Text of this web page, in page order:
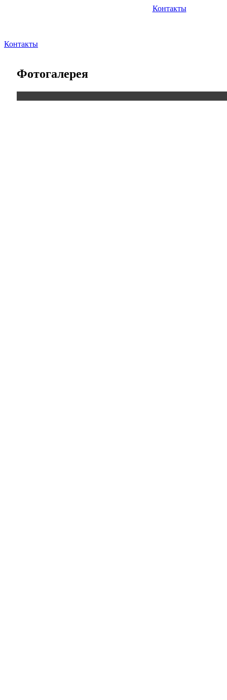
Контакты
Контакты
Фотогалерея